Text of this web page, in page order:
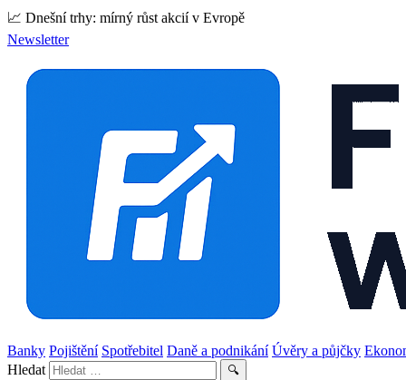
📈 Dnešní trhy: mírný růst akcií v Evropě
Newsletter
Banky Pojištění Spotřebitel Daně a podnikání Úvěry a půjčky
Hledat
🔍